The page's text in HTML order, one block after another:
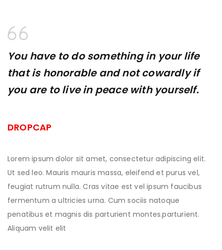
You have to do something in your life
that is honorable and not cowardly if
you are to live in peace with yourself.
DROPCAP
Lorem ipsum dolor sit amet, consectetur adipiscing elit.
Ut sed leo. Mauris mauris massa, eleifend et purus vel,
feugiat rutrum nulla. Cras vitae est vel ipsum faucibus
fermentum a ultricies urna. Cum sociis natoque
penatibus et magnis dis parturient montes.parturient.
Aliquam velit elit